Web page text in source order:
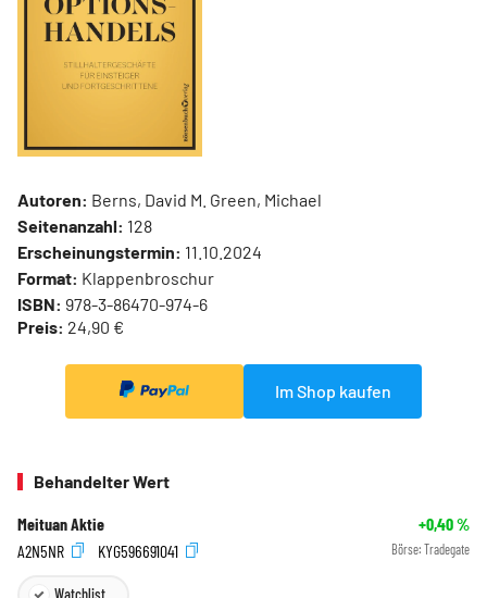
Autoren: Berns, David M. Green, Michael
Seitenanzahl: 128
Erscheinungstermin: 11.10.2024
Format: Klappenbroschur
ISBN: 978-3-86470-974-6
Preis: 24,90 €
Im Shop kaufen
Behandelter Wert
Meituan Aktie +0,40%
A2N5NR
KYG596691041 Börse: Tradegate